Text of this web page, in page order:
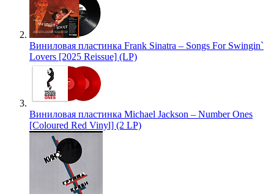
Виниловая пластинка Frank Sinatra – Songs For Swingin`
Lovers [2025 Reissue] (LP)
Виниловая пластинка Michael Jackson – Number Ones
[Coloured Red Vinyl] (2 LP)